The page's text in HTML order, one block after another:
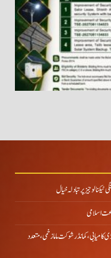
پر تبادلہ خیال
اسلامی
کی بڑی کامیابی، کمانڈر شوکت ماما زخمی، متعدد